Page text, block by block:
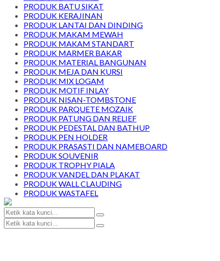
PRODUK BATU SIKAT
PRODUK KERAJINAN
PRODUK LANTAI DAN DINDING
PRODUK MAKAM MEWAH
PRODUK MAKAM STANDART
PRODUK MARMER BAKAR
PRODUK MATERIAL BANGUNAN
PRODUK MEJA DAN KURSI
PRODUK MIX LOGAM
PRODUK MOTIF INLAY
PRODUK NISAN-TOMBSTONE
PRODUK PARQUETE MOZAIK
PRODUK PATUNG DAN RELIEF
PRODUK PEDESTAL DAN BATHUP
PRODUK PEN HOLDER
PRODUK PRASASTI DAN NAMEBOARD
PRODUK SOUVENIR
PRODUK TROPHY PIALA
PRODUK VANDEL DAN PLAKAT
PRODUK WALL CLAUDING
PRODUK WASTAFEL